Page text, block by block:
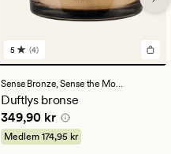
4
anmeldelser
med
en
gjennomsnittlig
vurdering
på
5
5 (4)
Sense Bronze,Sense the Moment
Duftlys bronse
Pris 349,90 kr
349,90 kr
Medlem 174,95 kr